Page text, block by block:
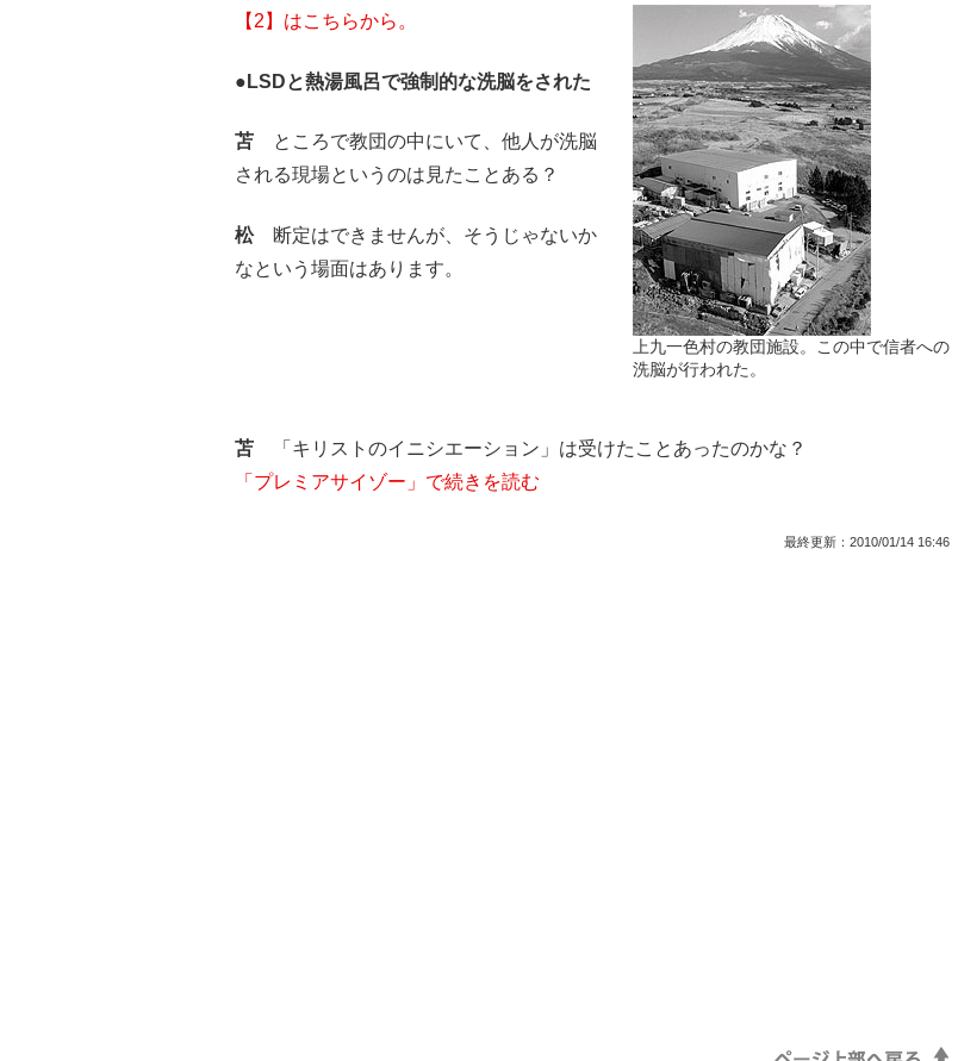
上九一色村の教団施設。この中で信者への
洗脳が行われた。
【2】はこちらから。
●LSDと熱湯風呂で強制的な洗脳をされた
苫 ところで教団の中にいて、他人が洗脳
される現場というのは見たことある？
松断定はできませんが、そうじゃないか
なという場面はあります。
苫 「キリストのイニシエーション」は受けたことあったのかな？
「プレミアサイゾー」で続きを読む
最終更新： 2010/01/14 16:46